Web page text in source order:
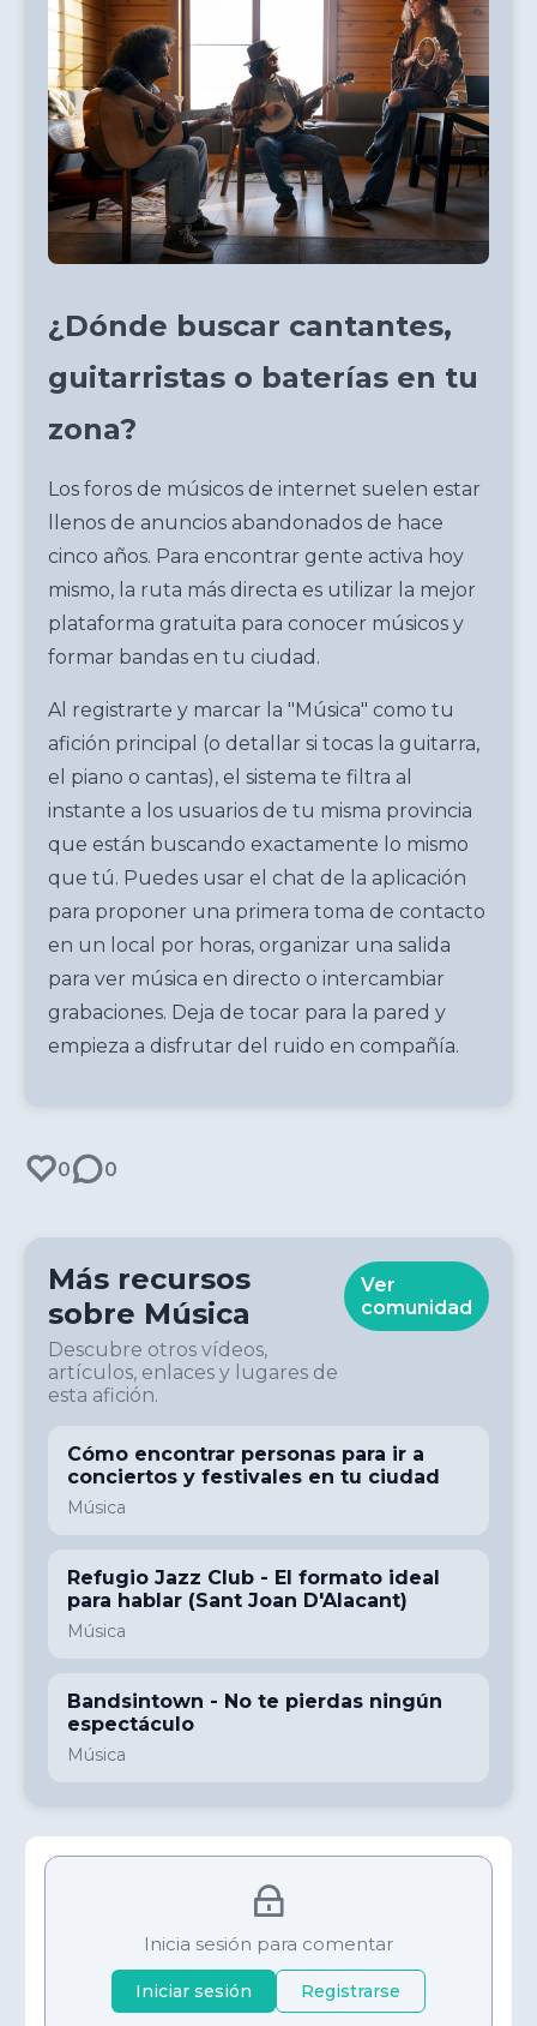
¿Dónde buscar cantantes,
guitarristas o baterías en tu
zona?
Los foros de músicos de internet suelen estar
llenos de anuncios abandonados de hace
cinco años. Para encontrar gente activa hoy
mismo, la ruta más directa es utilizar la mejor
plataforma gratuita para conocer músicos y
formar bandas en tu ciudad .
Al registrarte y marcar la "Música" como tu
afición principal (o detallar si tocas la guitarra,
el piano o cantas), el sistema te filtra al
instante a los usuarios de tu misma provincia
que están buscando exactamente lo mismo
que tú. Puedes usar el chat de la aplicación
para proponer una primera toma de contacto
en un local por horas, organizar una salida
para ver música en directo o intercambiar
grabaciones. Deja de tocar para la pared y
empieza a disfrutar del ruido en compañía.
0 0
Más recursos
sobre Música
Descubre otros vídeos,
artículos, enlaces y lugares de
esta afición.
Ver
comunidad
Cómo encontrar personas para ir a
conciertos y festivales en tu ciudad
Música
Refugio Jazz Club - El formato ideal
para hablar (Sant Joan D'Alacant)
Música
Bandsintown - No te pierdas ningún
espectáculo
Música
Inicia sesión para comentar
Iniciar sesión Registrarse